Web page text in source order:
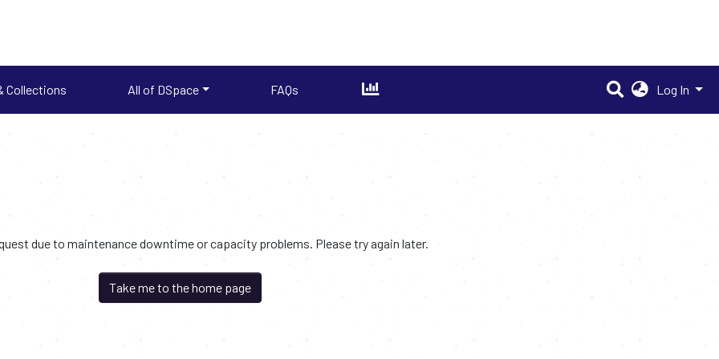
Collections All of DSpace FAQs Log In
due to maintenance downtime or capacity problems. Please try again later.
Take me to the home page